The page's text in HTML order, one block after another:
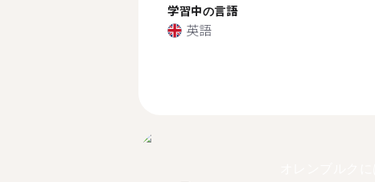
学習中の言語
英語